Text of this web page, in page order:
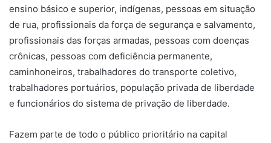
ensino básico e superior, indígenas, pessoas em situação
de rua, profissionais da força de segurança e salvamento,
profissionais das forças armadas, pessoas com doenças
crônicas, pessoas com deficiência permanente,
caminhoneiros, trabalhadores do transporte coletivo,
trabalhadores portuários, população privada de liberdade
e funcionários do sistema de privação de liberdade.
Fazem parte de todo o público prioritário na capital